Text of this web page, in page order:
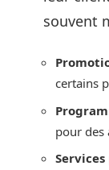
souvent
certains
pour des